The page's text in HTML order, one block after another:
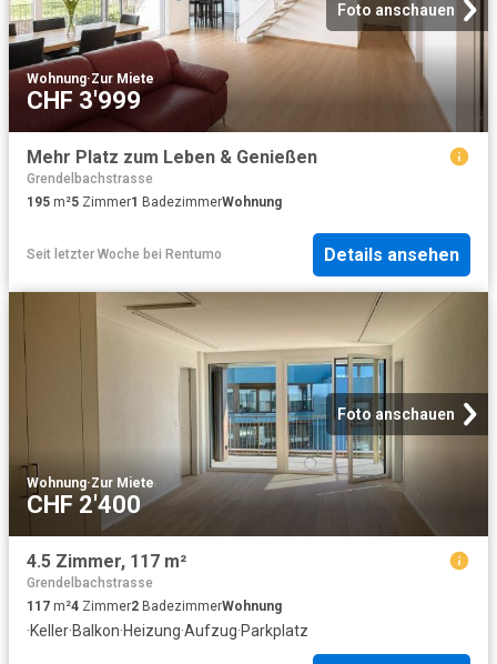
Foto anschauen
Wohnung·Zur Miete
CHF 3'999
Mehr Platz zum Leben & Genießen
Grendelbachstrasse
195 m²5 Zimmer1 BadezimmerWohnung
Seit letzter Woche bei Rentumo Details ansehen
Foto anschauen
Wohnung·Zur Miete
CHF 2'400
4.5 Zimmer, 117 m²
Grendelbachstrasse
117 m²4 Zimmer2 BadezimmerWohnung
·Keller·Balkon·Heizung·Aufzug·Parkplatz